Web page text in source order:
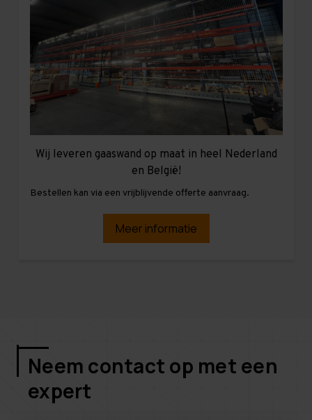
Wij leveren gaaswand op maat in heel Nederland
en België!
Bestellen kan via een vrijblijvende offerte aanvraag.
Meer informatie
Neem contact op met een
expert